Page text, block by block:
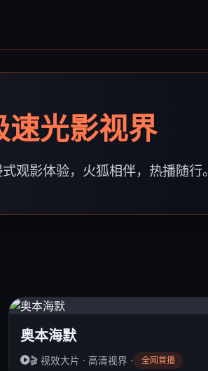
速光影视界
观影体验，火狐相伴，热播随行。
奥本海默
🎬 视效大片 · 高清视界 · 全网首播